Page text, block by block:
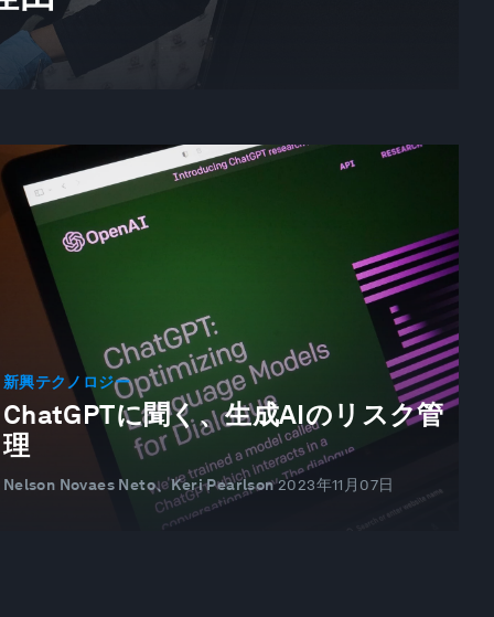
新興テクノロジー
ChatGPTに聞く、生成AIのリスク管
理
Nelson Novaes Neto、Keri Pearlson 2023年11月07日